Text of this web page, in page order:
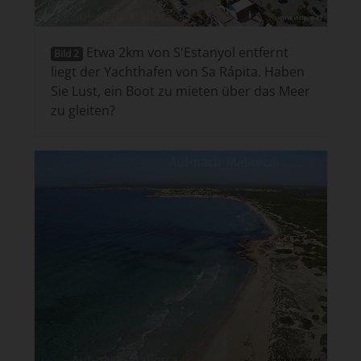
Bild 2
Etwa 2km von S'Estanyol entfernt
liegt der Yachthafen von Sa Rápita. Haben
Sie Lust, ein Boot zu mieten über das Meer
zu gleiten?